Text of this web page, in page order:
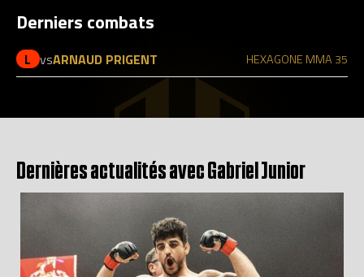
Derniers combats
L vsARNAUD PRIGENT HEXAGONE MMA 35
Dernières actualités avec Gabriel Junior